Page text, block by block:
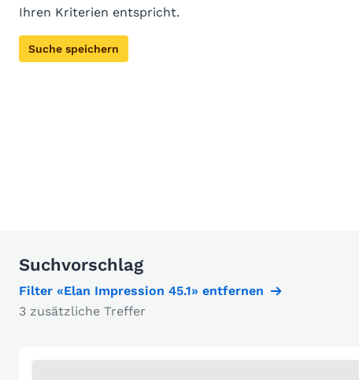
Ihren Kriterien entspricht.
Suche speichern
Suchvorschlag
Filter «Elan Impression 45.1» entfernen
3 zusätzliche Treffer